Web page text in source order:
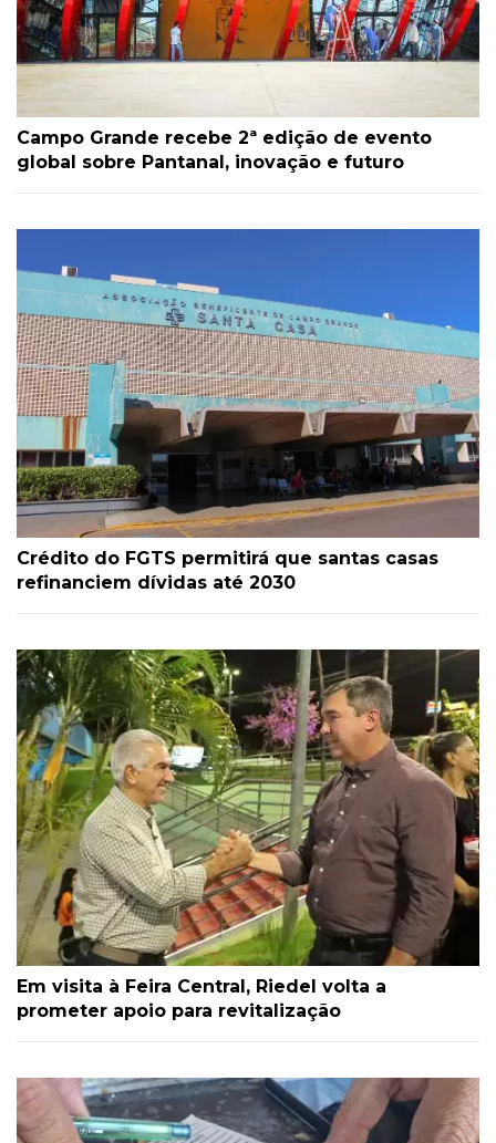
Campo Grande recebe 2ª edição de evento
global sobre Pantanal, inovação e futuro
Crédito do FGTS permitirá que santas casas
refinanciem dívidas até 2030
Em visita à Feira Central, Riedel volta a
prometer apoio para revitalização